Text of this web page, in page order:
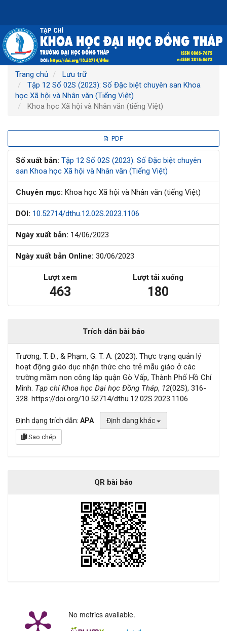
chính
Nội
dung
chính
Thanh
bên
Trang chủ
Lưu trữ
Tập 12 Số 02S (2023): Số Đặc biệt chuyên san Khoa
học Xã hội và Nhân văn (Tiếng Việt)
Khoa học Xã hội và Nhân văn (tiếng Việt)
bên
bài
viết
PDF
Số xuất bản: Tập 12 Số 02S (2023): Số Đặc biệt chuyên
san Khoa học Xã hội và Nhân văn (Tiếng Việt)
Chuyên mục: Khoa học Xã hội và Nhân văn (tiếng Việt)
DOI: 10.52714/dthu.12.02S.2023.1106
Ngày xuất bản: 14/06/2023
Ngày xuất bản Online: 30/06/2023
Lượt xem
463
Lượt tải xuống
180
Trích dẫn bài báo
Trương, T. Đ., & Phạm, G. T. A. (2023). Thực trạng quản lý
hoạt động giáo dục nhận thức cho trẻ mẫu giáo ở các
trường mầm non công lập quận Gò Vấp, Thành Phố Hồ Chí
Minh. Tạp chí Khoa học Đại học Đồng Tháp, 12(02S), 316-
328. https://doi.org/10.52714/dthu.12.02S.2023.1106
Định dạng trích dẫn: APA Định dạng khác
Sao chép
QR bài báo
No metrics available.